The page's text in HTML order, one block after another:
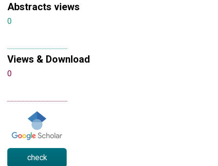
Abstracts views
0
Views & Download
0
check